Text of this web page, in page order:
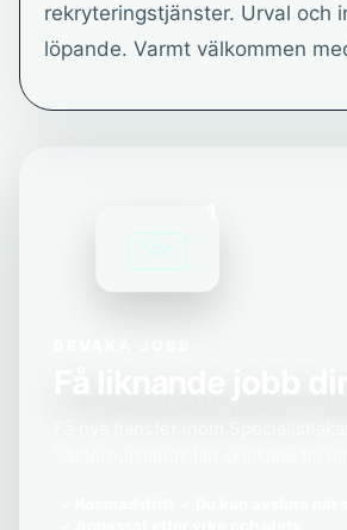
rekryteringstjänster. Urval och
löpande. Varmt välkommen